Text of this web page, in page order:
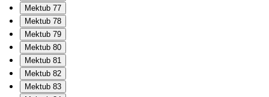
Mektub 77
Mektub 78
Mektub 79
Mektub 80
Mektub 81
Mektub 82
Mektub 83